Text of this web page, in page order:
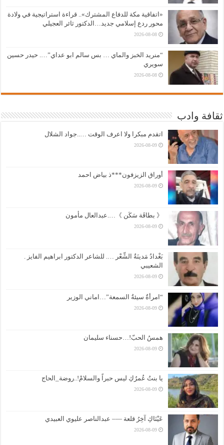
«اتفاقية مكة للدفاع المشترك».. قراءة استراتيجية في ولادة
محور ردع إسلامي جديد…الدكتور ثائر العجيلي
2026-08-08
“منريد الخبز والماي … بس سالم ابو عداي”…. حيدر حسين
سويري
2026-08-08
ثقافة وادب
اتقدم مبكرا ولا اعرف الوقت …..جواد الشلال
2026-08-09
أوراق الزيزفون***ذ بياض احمد
2026-08-09
《 بطاقَة سَكَن 》….عبدالعال مأمون
2026-08-09
بَغْدادُ مَدينَةُ الشِّعْر …. للشاعر الدكتور ابراهيم الفايز .
الشعيبي
2026-08-09
“امرأةٌ سيئةُ السمعة”…اماني الوزير
2026-08-09
همسُ الحبّ!…حسناء سليمان
2026-08-09
يا بنتُ عُمرُكِ ليس حبراً والسلامْ!..روضة_الحاج
2026-08-09
عَيْنَاكِ آخِرُ قلعة —– عبدالناصر عليوي العبيدي
2026-08-09